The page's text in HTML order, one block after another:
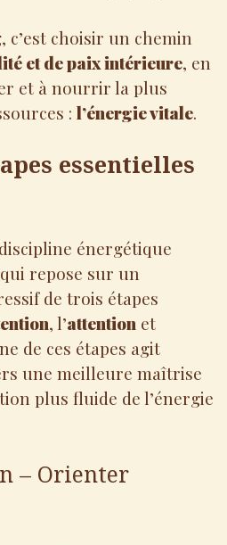
c’est choisir un chemin
et de paix intérieure, en
et à nourrir la plus
: l’énergie vitale.
essentielles
énergétique
repose sur un
de trois étapes
, l’attention et
de ces étapes agit
une meilleure maîtrise
plus fluide de l’énergie
– Orienter